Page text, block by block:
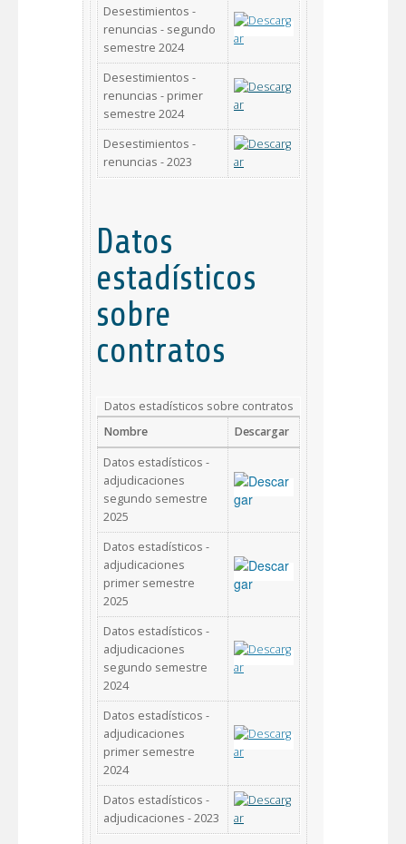
Desestimientos -
renuncias - segundo
semestre 2024
Desestimientos -
renuncias - primer
semestre 2024
Desestimientos -
renuncias - 2023
Datos
estadísticos
sobre
contratos
Datos estadísticos sobre contratos
Nombre
Descargar
Datos estadísticos -
adjudicaciones
segundo semestre
2025
Datos estadísticos -
adjudicaciones
primer semestre
2025
Datos estadísticos -
adjudicaciones
segundo semestre
2024
Datos estadísticos -
adjudicaciones
primer semestre
2024
Datos estadísticos -
adjudicaciones - 2023